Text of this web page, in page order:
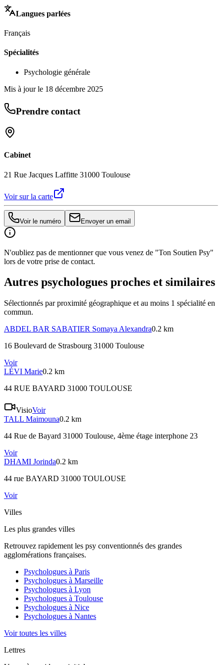
Langues parlées
Français
Spécialités
Psychologie générale
Mis à jour le 18 décembre 2025
Prendre contact
Cabinet
21 Rue Jacques Laffitte 31000 Toulouse
Voir sur la carte
Voir le numéro Envoyer un email
N'oubliez pas de mentionner que vous venez de "Ton Soutien Psy"
lors de votre prise de contact.
Autres psychologues proches et similaires
Sélectionnés par proximité géographique et au moins 1 spécialité en
commun.
ABDEL BAR SABATIER Somaya Alexandra0.2 km
16 Boulevard de Strasbourg 31000 Toulouse
Voir
LÉVI Marie0.2 km
44 RUE BAYARD 31000 TOULOUSE
VisioVoir
TALL Maimouna0.2 km
44 Rue de Bayard 31000 Toulouse, 4ème étage interphone 23
Voir
DHAMI Jorinda0.2 km
44 rue BAYARD 31000 TOULOUSE
Voir
Villes
Les plus grandes villes
Retrouvez rapidement les psy conventionnés des grandes
agglomérations françaises.
Psychologues à Paris
Psychologues à Marseille
Psychologues à Lyon
Psychologues à Toulouse
Psychologues à Nice
Psychologues à Nantes
Voir toutes les villes
Lettres